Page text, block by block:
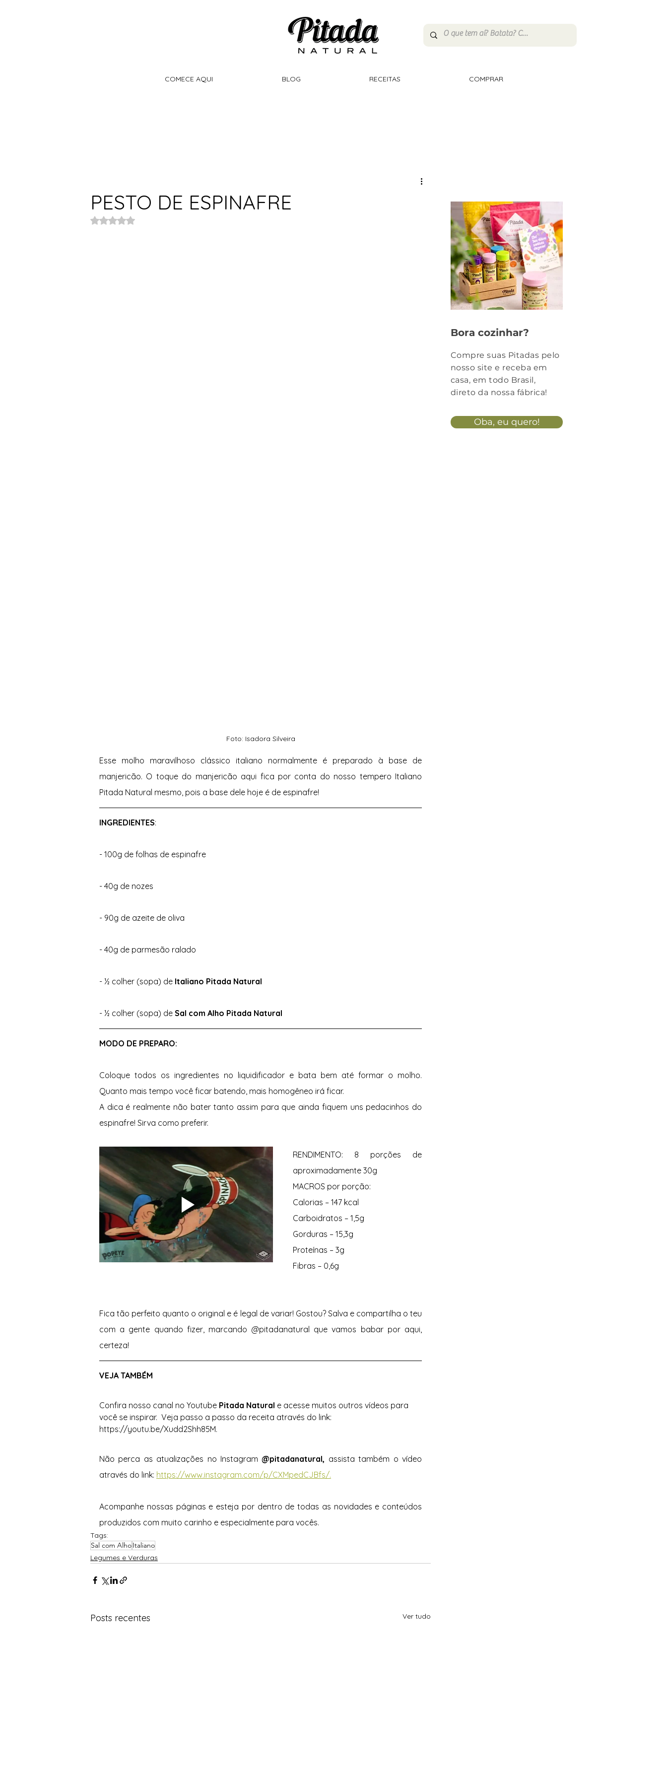
COMECE AQUI BLOG RECEITAS COMPRAR
PESTO DE ESPINAFRE
Avaliado com NaN de 5 estrelas.
Foto: Isadora Silveira
Esse molho maravilhoso clássico italiano normalmente é preparado à base de
manjericão. O toque do manjericão aqui fica por conta do nosso tempero Italiano
Pitada Natural mesmo, pois a base dele hoje é de espinafre!
INGREDIENTES:
- 100g de folhas de espinafre
- 40g de nozes
- 90g de azeite de oliva
- 40g de parmesão ralado
- ½ colher (sopa) de Italiano Pitada Natural
- ½ colher (sopa) de Sal com Alho Pitada Natural
MODO DE PREPARO:
Coloque todos os ingredientes no liquidificador e bata bem até formar o molho.
Quanto mais tempo você ficar batendo, mais homogêneo irá ficar.
A dica é realmente não bater tanto assim para que ainda fiquem uns pedacinhos do
espinafre! Sirva como preferir.
RENDIMENTO: 8 porções de
aproximadamente 30g
MACROS por porção:
Calorias – 147 kcal
Carboidratos – 1,5g
Gorduras – 15,3g
Proteínas – 3g
Fibras – 0,6g
Fica tão perfeito quanto o original e é legal de variar! Gostou? Salva e compartilha o teu
com a gente quando fizer, marcando @pitadanatural que vamos babar por aqui,
certeza!
VEJA TAMBÉM
Confira nosso canal no Youtube Pitada Natural e acesse muitos outros vídeos para
você se inspirar.  Veja passo a passo da receita através do link:
https://youtu.be/Xudd2Shh85M.
Não perca as atualizações no Instagram @pitadanatural, assista também o vídeo
através do link: https://www.instagram.com/p/CXMpedCJBfs/.
Acompanhe nossas páginas e esteja por dentro de todas as novidades e conteúdos
produzidos com muito carinho e especialmente para vocês.
Tags:
Sal com AlhoItaliano
Legumes e Verduras
Posts recentes Ver tudo
Bora cozinhar?
Compre suas Pitadas pelo
nosso site e receba em
casa, em todo Brasil,
direto da nossa fábrica!
Oba, eu quero!